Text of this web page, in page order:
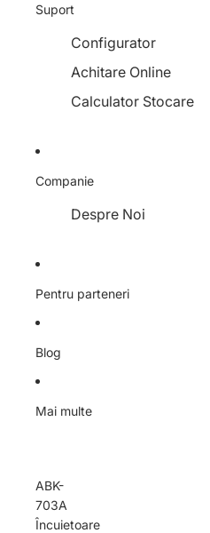
Suport
Configurator
Achitare Online
Calculator Stocare
Companie
Despre Noi
Pentru parteneri
Blog
Mai multe
ABK-
703A
Încuietoare